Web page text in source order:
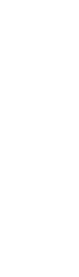
\cdot
1 + (y')^2